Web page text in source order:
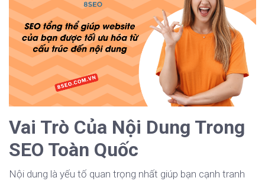
Vai Trò Của Nội Dung Trong
SEO Toàn Quốc
Nội dung là yếu tố quan trọng nhất giúp bạn cạnh tranh